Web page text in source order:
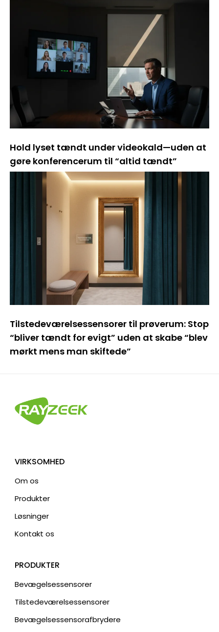
Hold lyset tændt under videokald—uden at
gøre konferencerum til “altid tændt”
Tilstedeværelsessensorer til prøverum: Stop
“bliver tændt for evigt” uden at skabe “blev
mørkt mens man skiftede”
VIRKSOMHED
Om os
Produkter
Løsninger
Kontakt os
PRODUKTER
Bevægelsessensorer
Tilstedeværelsessensorer
Bevægelsessensorafbrydere